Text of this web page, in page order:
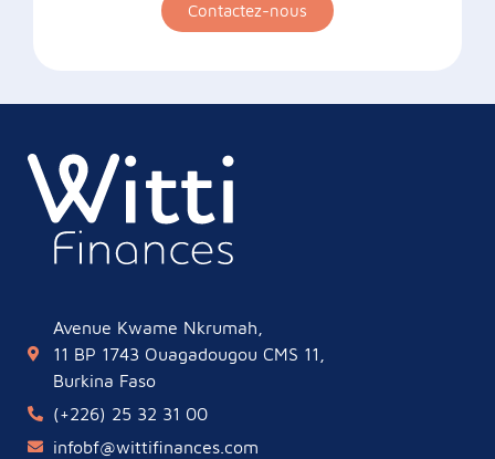
Contactez-nous
Avenue Kwame Nkrumah,
11 BP 1743 Ouagadougou CMS 11,
Burkina Faso
(+226) 25 32 31 00
infobf@wittifinances.com